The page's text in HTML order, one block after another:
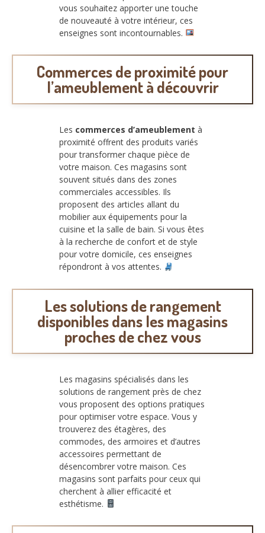
vous souhaitez apporter une touche
de nouveauté à votre intérieur, ces
enseignes sont incontournables.
Commerces de proximité pour
l’ameublement à découvrir
Les commerces d’ameublement à
proximité offrent des produits variés
pour transformer chaque pièce de
votre maison. Ces magasins sont
souvent situés dans des zones
commerciales accessibles. Ils
proposent des articles allant du
mobilier aux équipements pour la
cuisine et la salle de bain. Si vous êtes
à la recherche de confort et de style
pour votre domicile, ces enseignes
répondront à vos attentes.
Les solutions de rangement
disponibles dans les magasins
proches de chez vous
Les magasins spécialisés dans les
solutions de rangement près de chez
vous proposent des options pratiques
pour optimiser votre espace. Vous y
trouverez des étagères, des
commodes, des armoires et d’autres
accessoires permettant de
désencombrer votre maison. Ces
magasins sont parfaits pour ceux qui
cherchent à allier efficacité et
esthétisme.